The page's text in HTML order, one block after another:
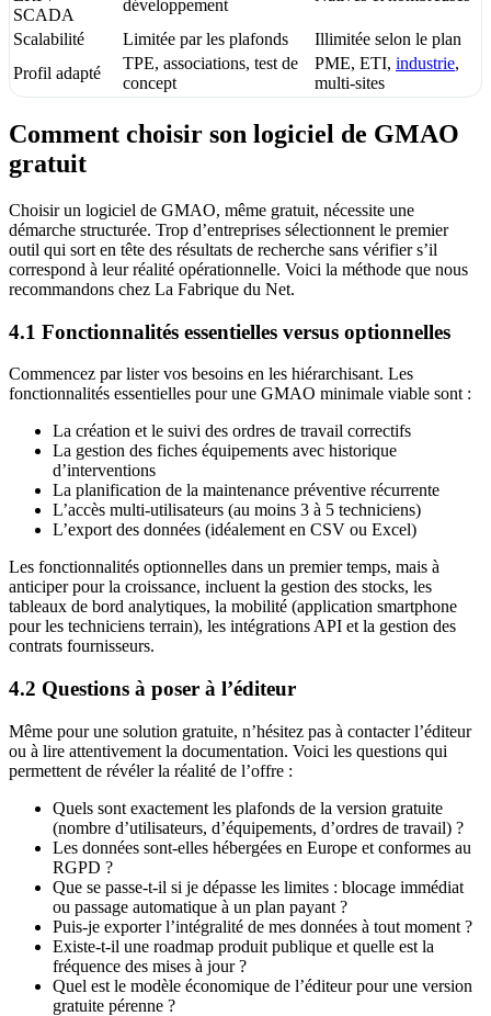
SCADA
développement
Scalabilité Limitée par les plafonds
Illimitée selon le plan
Profil adapté
TPE, associations, test de
concept
PME, ETI, industrie,
multi-sites
Comment choisir son logiciel de GMAO
gratuit
Choisir un logiciel de GMAO, même gratuit, nécessite une
démarche structurée. Trop d’entreprises sélectionnent le premier
outil qui sort en tête des résultats de recherche sans vérifier s’il
correspond à leur réalité opérationnelle. Voici la méthode que nous
recommandons chez La Fabrique du Net.
4.1 Fonctionnalités essentielles versus optionnelles
Commencez par lister vos besoins en les hiérarchisant. Les
fonctionnalités essentielles pour une GMAO minimale viable sont :
La création et le suivi des ordres de travail correctifs
La gestion des fiches équipements avec historique
d’interventions
La planification de la maintenance préventive récurrente
L’accès multi-utilisateurs (au moins 3 à 5 techniciens)
L’export des données (idéalement en CSV ou Excel)
Les fonctionnalités optionnelles dans un premier temps, mais à
anticiper pour la croissance, incluent la gestion des stocks, les
tableaux de bord analytiques, la mobilité (application smartphone
pour les techniciens terrain), les intégrations API et la gestion des
contrats fournisseurs.
4.2 Questions à poser à l’éditeur
Même pour une solution gratuite, n’hésitez pas à contacter l’éditeur
ou à lire attentivement la documentation. Voici les questions qui
permettent de révéler la réalité de l’offre :
Quels sont exactement les plafonds de la version gratuite
(nombre d’utilisateurs, d’équipements, d’ordres de travail) ?
Les données sont-elles hébergées en Europe et conformes au
RGPD ?
Que se passe-t-il si je dépasse les limites : blocage immédiat
ou passage automatique à un plan payant ?
Puis-je exporter l’intégralité de mes données à tout moment ?
Existe-t-il une roadmap produit publique et quelle est la
fréquence des mises à jour ?
Quel est le modèle économique de l’éditeur pour une version
gratuite pérenne ?